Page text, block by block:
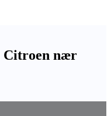
Citroen nær